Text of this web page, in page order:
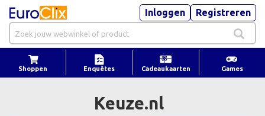
Inloggen Registreren
Shoppen Enquêtes Cadeaukaarten Games
Keuze.nl